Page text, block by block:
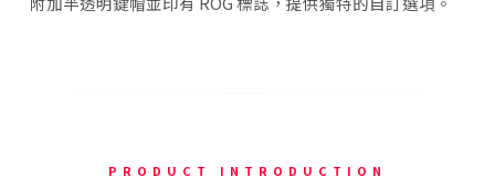
PRODUCT INTRODUCTION